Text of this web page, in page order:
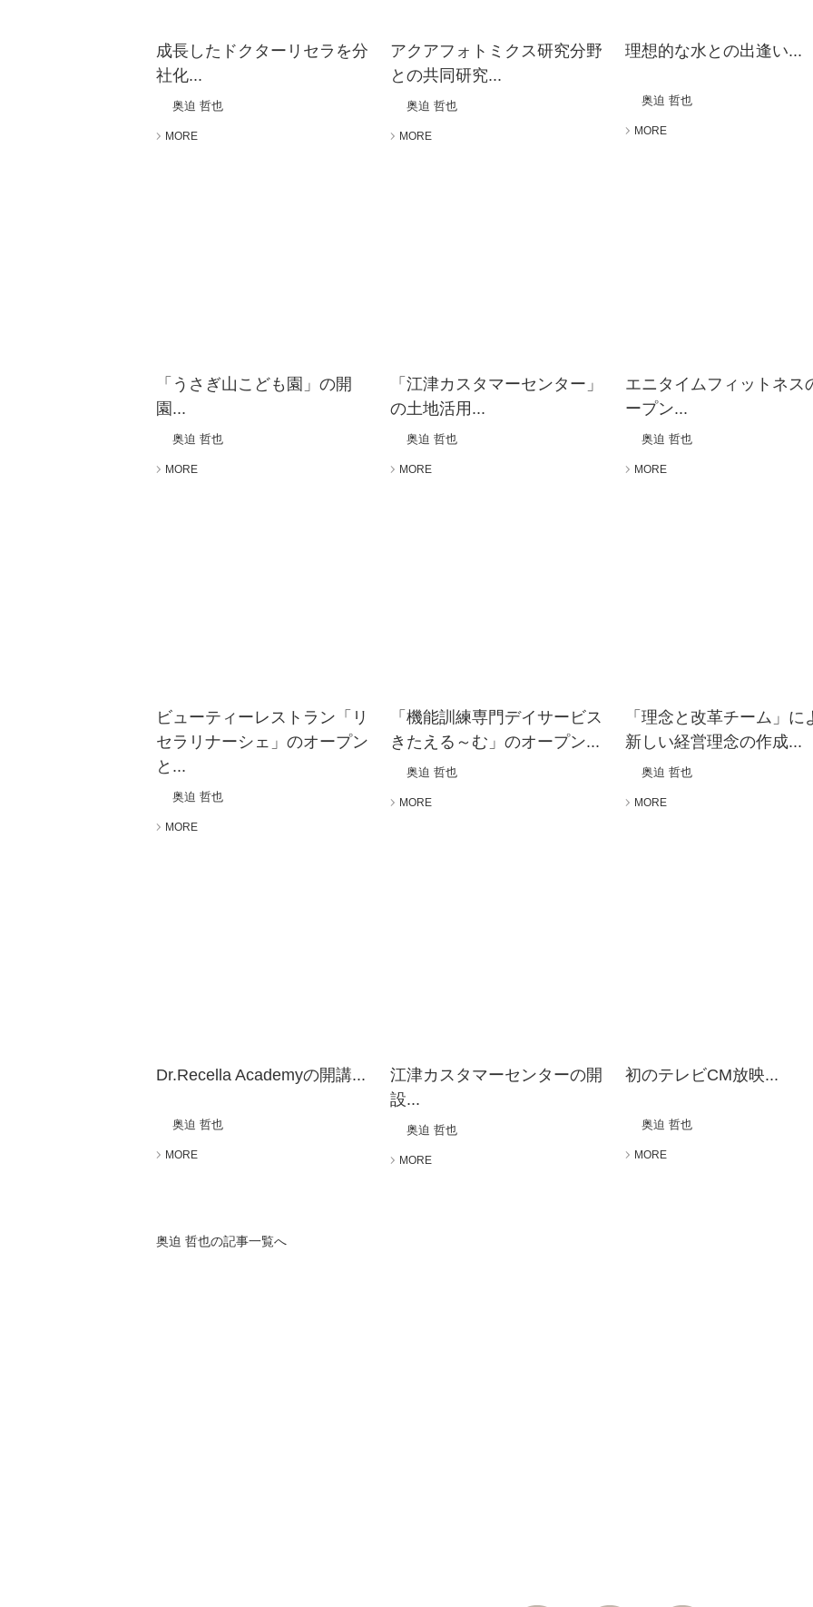
成長したドクターリセラを分
社化...
奥迫 哲也
MORE
アクアフォトミクス研究分野
との共同研究...
奥迫 哲也
MORE
理想的な水との出逢い...
奥迫 哲也
MORE
「うさぎ山こども園」の開
園...
奥迫 哲也
MORE
「江津カスタマーセンター」
の土地活用...
奥迫 哲也
MORE
エニタイムフィットネス
ープン...
奥迫 哲也
MORE
ビューティーレストラン「リ
セラリナーシェ」のオープン
と...
奥迫 哲也
MORE
「機能訓練専門デイサービス
きたえる～む」のオープン...
奥迫 哲也
MORE
「理念と改革チーム」に
新しい経営理念の作成...
奥迫 哲也
MORE
Dr.Recella Academyの開講...
奥迫 哲也
MORE
江津カスタマーセンターの開
設...
奥迫 哲也
MORE
初のテレビCM放映...
奥迫 哲也
MORE
奥迫 哲也の記事一覧へ